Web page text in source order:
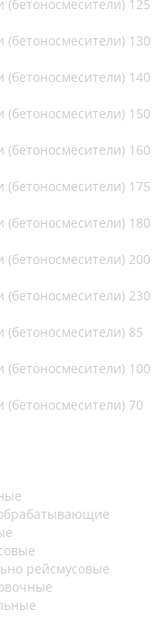
125
130
140
150
160
175
180
200
230
85
100
70
рейсмусовые